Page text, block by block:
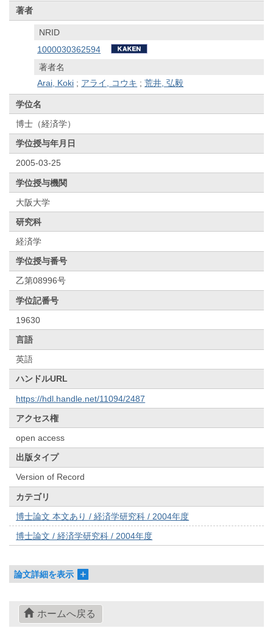
著者
NRID
1000030362594
著者名
Arai, Koki ; アライ, コウキ ;荒井, 弘毅
学位名
博士（経済学）
学位授与年月日
2005-03-25
学位授与機関
大阪大学
研究科
経済学
学位授与番号
乙第08996号
学位記番号
19630
言語
英語
ハンドルURL
https://hdl.handle.net/11094/2487
アクセス権
open access
出版タイプ
Version of Record
カテゴリ
博士論文 本文あり / 経済学研究科 / 2004年度
博士論文 / 経済学研究科 / 2004年度
論文詳細を表示
ホームへ戻る